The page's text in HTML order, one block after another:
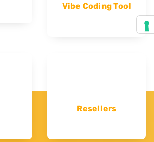
Vibe Coding Tool
Resellers